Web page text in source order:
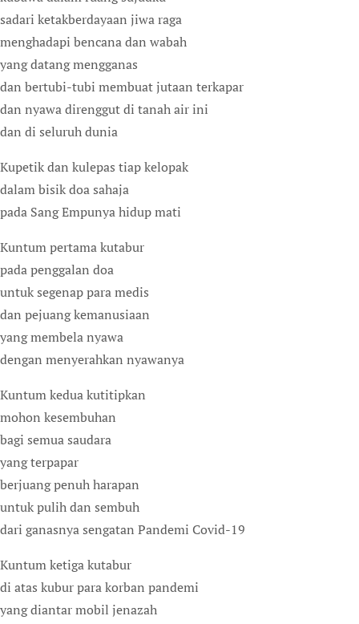
sadari ketakberdayaan jiwa raga
menghadapi bencana dan wabah
yang datang mengganas
dan bertubi-tubi membuat jutaan terkapar
dan nyawa direnggut di tanah air ini
dan di seluruh dunia
Kupetik dan kulepas tiap kelopak
dalam bisik doa sahaja
pada Sang Empunya hidup mati
Kuntum pertama kutabur
pada penggalan doa
untuk segenap para medis
dan pejuang kemanusiaan
yang membela nyawa
dengan menyerahkan nyawanya
Kuntum kedua kutitipkan
mohon kesembuhan
bagi semua saudara
yang terpapar
berjuang penuh harapan
untuk pulih dan sembuh
dari ganasnya sengatan Pandemi Covid-19
Kuntum ketiga kutabur
di atas kubur para korban pandemi
yang diantar mobil jenazah